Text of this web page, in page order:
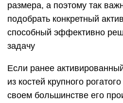
размера, а поэтому так
подобрать конкретный
способный эффективно
задачу
Если ранее
из костей крупного
своем большинстве его